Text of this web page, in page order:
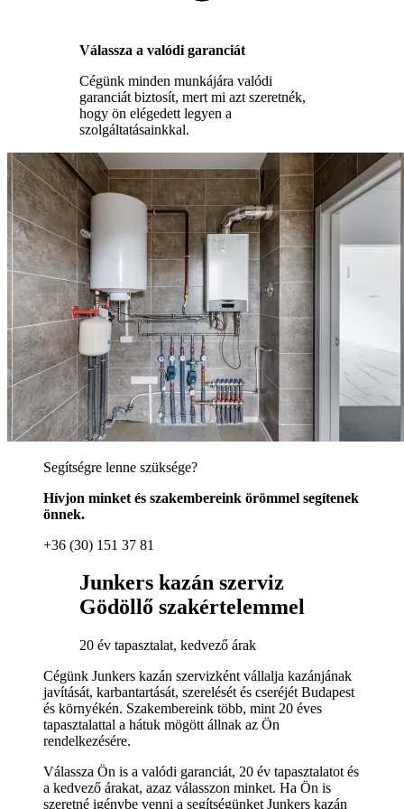
Válassza a valódi garanciát
Cégünk minden munkájára valódi
garanciát biztosít, mert mi azt szeretnék,
hogy ön elégedett legyen a
szolgáltatásainkkal.
Segítségre lenne szüksége?
Hívjon minket és szakembereink örömmel segítenek
önnek.
+36 (30) 151 37 81
Junkers kazán szerviz
Gödöllő szakértelemmel
20 év tapasztalat, kedvező árak
Cégünk Junkers kazán szervizként vállalja kazánjának
javítását, karbantartását, szerelését és cseréjét Budapest
és környékén. Szakembereink több, mint 20 éves
tapasztalattal a hátuk mögött állnak az Ön
rendelkezésére.
Válassza Ön is a valódi garanciát, 20 év tapasztalatot és
a kedvező árakat, azaz válasszon minket. Ha Ön is
szeretné igénybe venni a segítségünket Junkers kazán